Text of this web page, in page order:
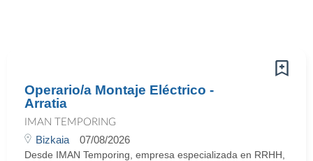
Operario/a Montaje Eléctrico -
Arratia
IMAN TEMPORING
Bizkaia 07/08/2026
Desde IMAN Temporing, empresa especializada en RRHH,